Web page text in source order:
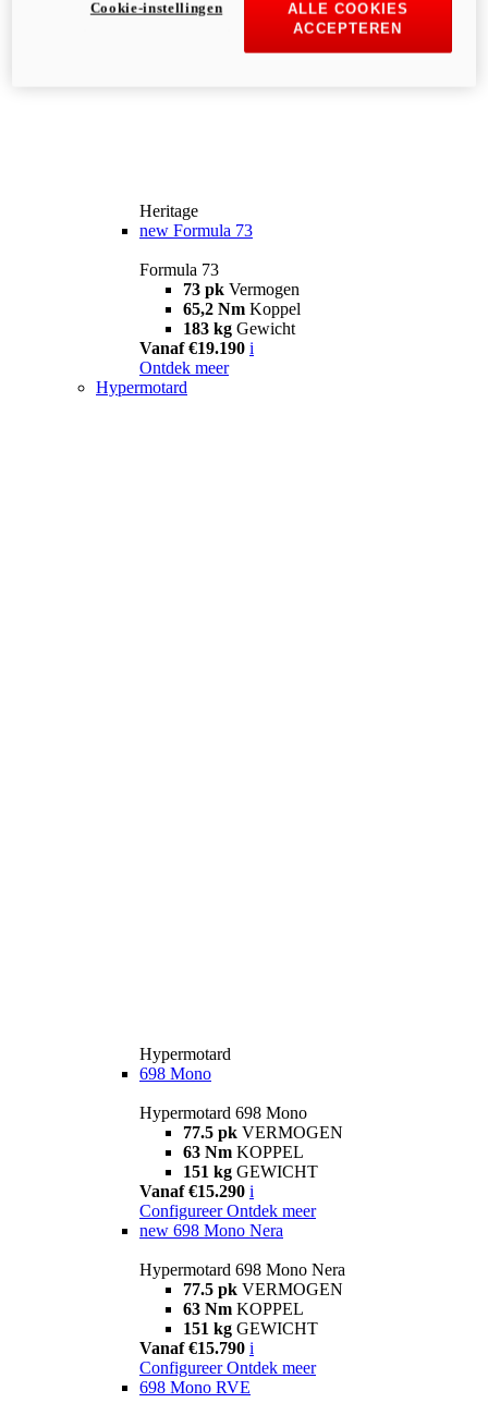
Heritage
new Formula 73
Formula 73
73 pk Vermogen
65,2 Nm Koppel
183 kg Gewicht
Vanaf €19.190 i
Ontdek meer
Hypermotard
Hypermotard
698 Mono
Hypermotard 698 Mono
77.5 pk VERMOGEN
63 Nm KOPPEL
151 kg GEWICHT
Vanaf €15.290 i
Configureer Ontdek meer
new 698 Mono Nera
Hypermotard 698 Mono Nera
77.5 pk VERMOGEN
63 Nm KOPPEL
151 kg GEWICHT
Vanaf €15.790 i
Configureer Ontdek meer
698 Mono RVE
ALLE COOKIES
ACCEPTEREN
Cookie-instellingen